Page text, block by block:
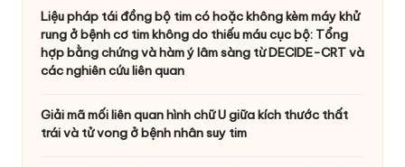
Liệu pháp tái đồng bộ tim có hoặc không kèm máy khử
rung ở bệnh cơ tim không do thiếu máu cục bộ: Tổng
hợp bằng chứng và hàm ý lâm sàng từ DECIDE-CRT và
các nghiên cứu liên quan
Giải mã mối liên quan hình chữ U giữa kích thước thất
trái và tử vong ở bệnh nhân suy tim